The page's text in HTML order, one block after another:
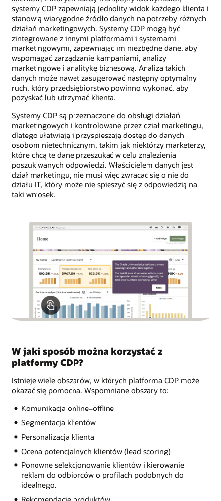
systemy CDP zapewniają jednolity widok każdego klienta i
stanowią wiarygodne źródło danych na potrzeby różnych
działań marketingowych. Systemy CDP mogą być
zintegrowane z innymi platformami i systemami
marketingowymi, zapewniając im niezbędne dane, aby
wspomagać zarządzanie kampaniami, analizy
marketingowe i analitykę biznesową. Analiza takich
danych może nawet zasugerować następny optymalny
ruch, który przedsiębiorstwo powinno wykonać, aby
pozyskać lub utrzymać klienta.
Systemy CDP są przeznaczone do obsługi działań
marketingowych i kontrolowane przez dział marketingu,
dlatego ułatwiają i przyspieszają dostęp do danych
osobom nietechnicznym, takim jak niektórzy marketerzy,
które chcą te dane przeszukać w celu znalezienia
poszukiwanych odpowiedzi. Właścicielem danych jest
dział marketingu, nie musi więc zwracać się o nie do
działu IT, który może nie spieszyć się z odpowiedzią na
taki wniosek.
W jaki sposób można korzystać z
platformy CDP?
Istnieje wiele obszarów, w których platforma CDP może
okazać się pomocna. Wspomniane obszary to:
Komunikacja online–offline
Segmentacja klientów
Personalizacja klienta
Ocena potencjalnych klientów (lead scoring)
Ponowne selekcjonowanie klientów i kierowanie
reklam do odbiorców o profilach podobnych do
idealnego.